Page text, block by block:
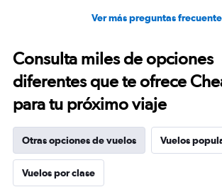
Ver más preguntas
Consulta miles de opciones
diferentes que te ofrece
para tu próximo viaje
Otras opciones de vuelos Vuelos
Vuelos por clase